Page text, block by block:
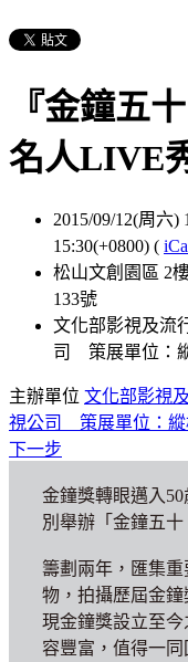
『金鐘五
名人LIVE
2015/09/12(周六)
15:30(+0800) (
松山文創園區 2
133號
文化部影視及流
司 策展單位：
主辦單位 文化部影視
視公司 策展單位：縱
下一步
金鐘獎轉眼邁入
別舉辦「金鐘五十
籌劃兩年，匯集
物，拍攝歷屆金
現金鐘獎設立至
容豐富，值得一